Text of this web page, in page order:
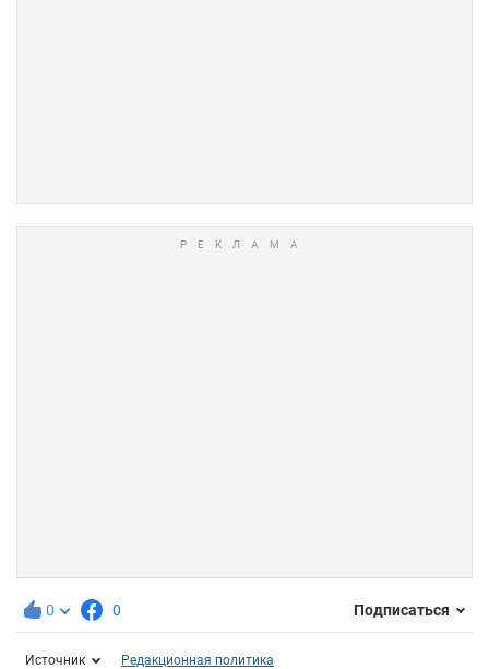
0 0 Подписаться
Источник Редакционная политика